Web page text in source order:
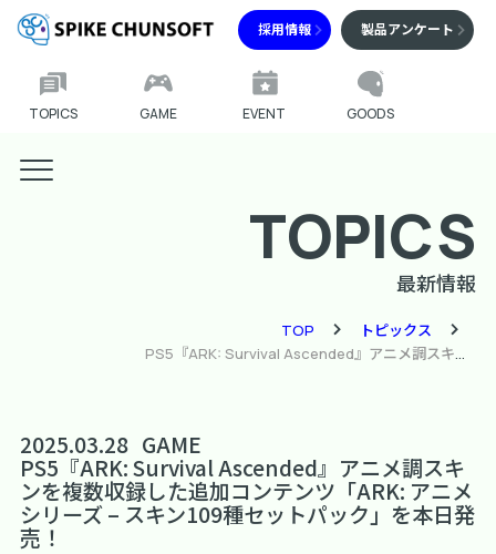
採用情報 製品アンケート
TOPICS GAME EVENT GOODS
TOPICS
最新情報
TOP
トピックス
PS5『ARK: Survival Ascended』アニメ調スキンを複数収録した追加コンテンツ「ARK: アニメシリーズ – スキン109種セットパック」を本日発売！
2025.03.28 GAME
PS5『ARK: Survival Ascended』アニメ調スキ
ンを複数収録した追加コンテンツ「ARK: アニメ
シリーズ – スキン109種セットパック」を本日発
売！